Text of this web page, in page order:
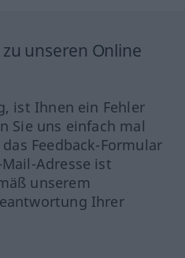
unseren Online
ist Ihnen ein Fehler
Sie uns einfach mal
Feedback-Formular
Adresse ist
unserem
Ihrer